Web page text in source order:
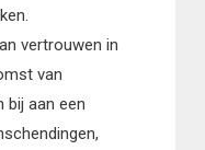
vertrouwen in
van
bij aan een